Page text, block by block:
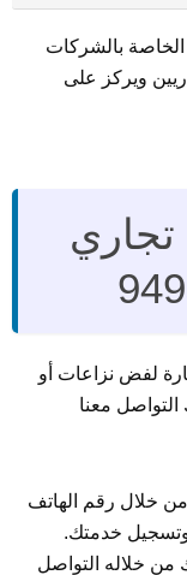
بالشركات
ويركز على
لفض نزاعات أو
معنا
من خلال رقم الهاتف
وتسجيل خدمتك.
من خلاله التواصل